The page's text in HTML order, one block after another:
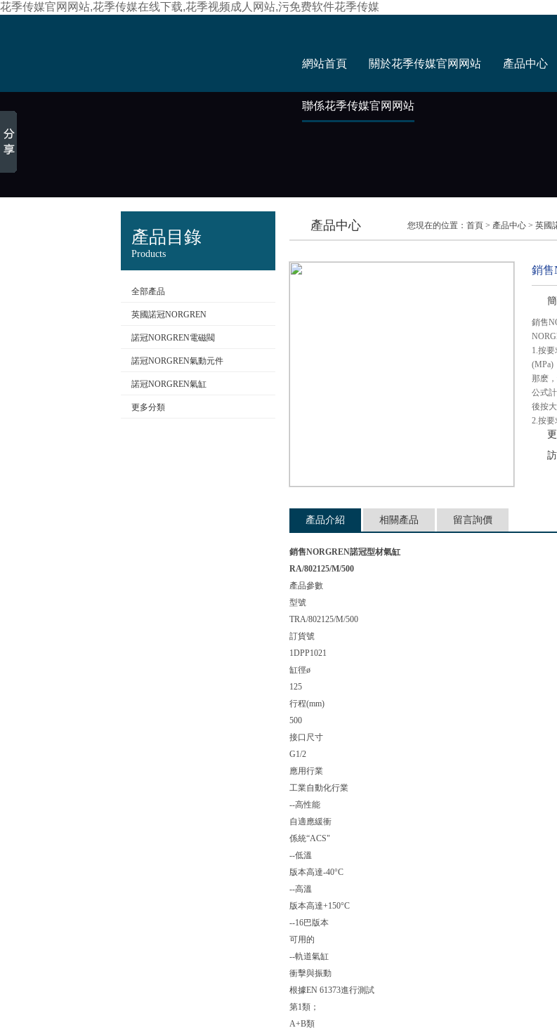
花季传媒官网网站,花季传媒在线下载,花季视频成人网站,污免费软件花季传媒
網站首頁 關於花季传媒官网网站 產品中心
聯係花季传媒官网网站
產品目錄
Products
全部產品
英國諾冠NORGREN
諾冠NORGREN電磁閥
諾冠NORGREN氣動元件
諾冠NORGREN氣缸
更多分類
產品中心 您現在的位置： 首頁 > 產品中心 > 英國
銷售
簡
銷售
1.按
(MPa)
那麽
公式
後按大
2.按
訪
產品介紹 相關產品 留言詢價
銷售NORGREN諾冠型材氣缸
RA/802125/M/500
產品參數
型號
TRA/802125/M/500
訂貨號
1DPP1021
缸徑ø
125
行程(mm)
500
接口尺寸
G1/2
應用行業
工業自動化行業
--高性能
自適應緩衝
係統“ACS"
--低溫
版本高達-40°C
--高溫
版本高達+150°C
--16巴版本
可用的
--軌道氣缸
衝擊與振動
根據EN 61373進行測試
第1類；
A+B類